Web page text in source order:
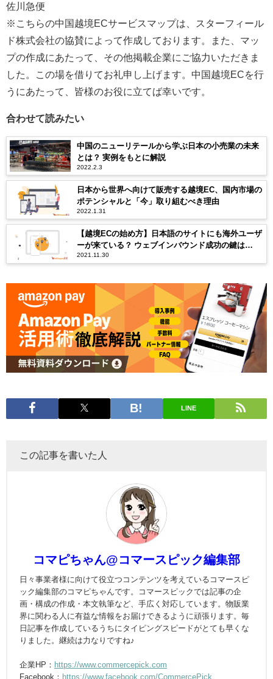
佐川急便
※こちらの中国越境ECサービスマップは、スターフィール
ド株式会社の協賛によって作成しております。また、マッ
プの作成にあたって、その他掲載企業にご協力いただきま
した。この場を借りてお礼申し上げます。中国越境ECを行
うにあたって、皆様のお役に立てば幸いです。
合わせて読みたい
中国のニューリテールから学ぶ日本の小売業の未来
とは？ 実例をもとに解説
2022.2.3
日本から世界へ向けて販売する越境EC、国内市場の
ポテンシャルと「今」取り組むべき理由
2022.1.31
【越境ECの始め方】日本語のサイトにも海外ユーザ
ーが来ている？ ウェブインバウンド成功の鍵は
「SNS運用」にあり
2021.11.30
LINE
この記事を書いた人
コマピちゃん@コマースピック編集部
日々事業者様に向けて役立つコンテンツを考えているコマースピ
ック編集部のコマピちゃんです。コマースピックでは記事の企
画・構成の作成・本文執筆など、手広く対応しています。物販業
界に関わる人に有益な情報をお届けできるように頑張ります。毎
日記事を作成しているうちにタイピングスピードがとても早くな
りました。継続は力なりですね♪
企業HP： https://www.commercepick.com
Facebook： https://www.facebook.com/CommercePick